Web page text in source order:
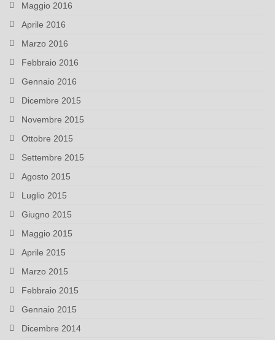
Maggio 2016
Aprile 2016
Marzo 2016
Febbraio 2016
Gennaio 2016
Dicembre 2015
Novembre 2015
Ottobre 2015
Settembre 2015
Agosto 2015
Luglio 2015
Giugno 2015
Maggio 2015
Aprile 2015
Marzo 2015
Febbraio 2015
Gennaio 2015
Dicembre 2014